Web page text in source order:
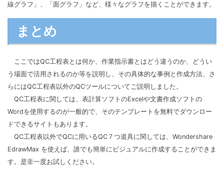
線グラフ」、「面グラフ」など、様々なグラフを描くことができます。
まとめ
ここではQC工程表とは何か、作業指示書とはどう違うのか、どうい
う場面で活用されるのか等を説明し、その具体的な事例と作成方法、さ
らにはQC工程表以外のQCツールについてご説明しました。
QC工程表に関しては、表計算ソフトのExcelや文書作成ソフトの
Wordを使用するのが一般的で、そのテンプレートを無料でダウンロー
ドできるサイトもあります。
QC工程表以外でQCに用いるQC７つ道具に関しては、Wondershare
EdrawMax を使えば、誰でも簡単にビジュアルに作成することができま
す。是非一度お試しください。